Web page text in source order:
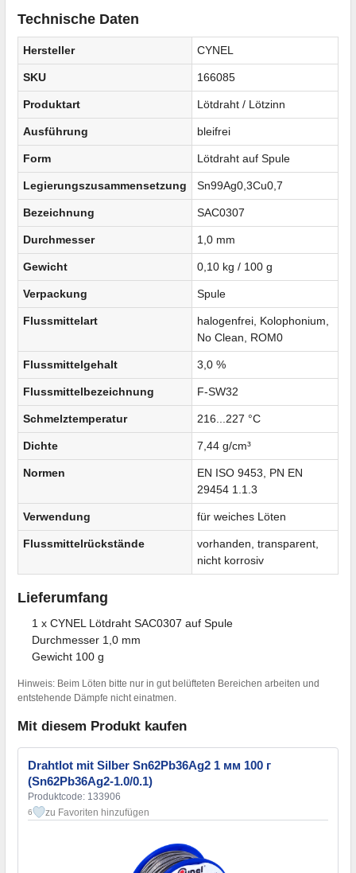
Technische Daten
Hersteller CYNEL
SKU 166085
Produktart Lötdraht / Lötzinn
Ausführung bleifrei
Form Lötdraht auf Spule
Legierungszusammensetzung Sn99Ag0,3Cu0,7
Bezeichnung SAC0307
Durchmesser 1,0 mm
Gewicht 0,10 kg / 100 g
Verpackung Spule
Flussmittelart
halogenfrei, Kolophonium,
No Clean, ROM0
Flussmittelgehalt 3,0 %
Flussmittelbezeichnung F-SW32
Schmelztemperatur 216...227 °C
Dichte 7,44 g/cm³
Normen
EN ISO 9453, PN EN
29454 1.1.3
Verwendung für weiches Löten
Flussmittelrückstände
vorhanden, transparent,
nicht korrosiv
Lieferumfang
1 x CYNEL Lötdraht SAC0307 auf Spule
Durchmesser 1,0 mm
Gewicht 100 g
Hinweis: Beim Löten bitte nur in gut belüfteten Bereichen arbeiten und
entstehende Dämpfe nicht einatmen.
Mit diesem Produkt kaufen
Drahtlot mit Silber Sn62Pb36Ag2 1 мм 100 г
(Sn62Pb36Ag2-1.0/0.1)
Produktcode: 133906
6 zu Favoriten hinzufügen